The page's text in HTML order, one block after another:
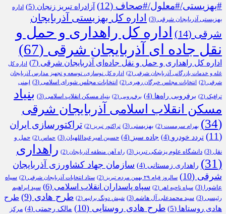
#بهزیستی/#معلول/#صحاف (12) آزادراه تبریز زنجان (5)
اداره
بهزیستی آذربایجان شرقی (3)
اداره کل بهزیستی آذربایجان
شرقی (14)
اداره کل راهداری و حمل و
نقل جاده ای آذربایجان شرقی (67)
اداره کل راهداری و حمل و نقل جاده‌ای آذربایجان شرقی (7)
اداره کل
غله و خدمات بازرگانی آذربایجان شرقی (2)
اداره کل نوسازی، توسعه و تجهیز مدارس آذربایجان
شرقی (2) انتخابات مجلس خبرگان رهبری (2) انتخابات مجلس شورای اسلامی (3) ایمنی
ترافیک (2) برفروبی راه‌ها (4) برف‌روبی (2) بنیاد مسکن انقلاب اسلامی (3)
بنیاد
مسکن انقلاب اسلامی آذربایجان شرقی
(34)
بهرام سرمست (2) بهزیستی (3) تراکتور تبریز (2)
تراکتورسازی ایران
(11)
تردد خودرو (4) جاده سبز (4) حسین امیرعبداللهیان (3) حماس (2)
حمل و
نقل (3) دانشگاه علوم پزشکی تبریز (3) راه آهن منطقه آذربایجان (2)
راهداری
(31)
راهداری زمستانی (4)
سازمان جهاد کشاورزی آذربایجان
شرقی (10) سالروز قیام ۲۹ بهمن مردم تبریز (2) ستاد انتخابات آذربایجان شرقی (2)
سپاه
عاشورا
(3) سپاه ناحیه اهر (2) سپاه پاسداران انقلاب اسلامی (6)
سید ابراهیم
رئیسی (3) سید محمدعلی آل هاشم (3) شیش دونگ برانیم (2) طرح هادی (9)
طرح
هادی روستاها (5) طرح هادی روستایی (10) مالک رحمتی (4)
مرکز